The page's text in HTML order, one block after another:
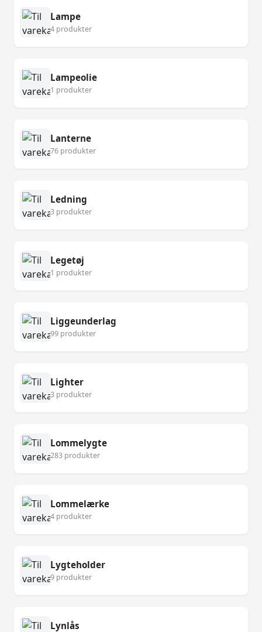
Lampe
4 produkter
Lampeolie
1 produkter
Lanterne
76 produkter
Ledning
3 produkter
Legetøj
1 produkter
Liggeunderlag
99 produkter
Lighter
3 produkter
Lommelygte
283 produkter
Lommelærke
4 produkter
Lygteholder
9 produkter
Lynlås